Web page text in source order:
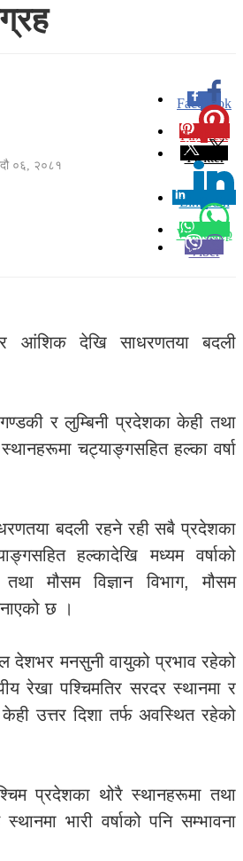
०६, २०८१
Facebook
0
Pinterest
Twitter
Linkedin
0
Whatsapp
Viber
आंशिक देखि साधरणतया बदली
र लुम्बिनी प्रदेशका केही तथा
चट्याङ्गसहित हल्का वर्षा
बदली रहने रही सबै प्रदेशका
हल्कादेखि मध्यम वर्षाको
मौसम विज्ञान विभाग, मौसम
छ ।
देशभर मनसुनी वायुको प्रभाव रहेको
रेखा पश्चिमतिर सरदर स्थानमा र
उत्तर दिशा तर्फ अवस्थित रहेको
प्रदेशका थोरै स्थानहरूमा तथा
भारी वर्षाको पनि सम्भावना